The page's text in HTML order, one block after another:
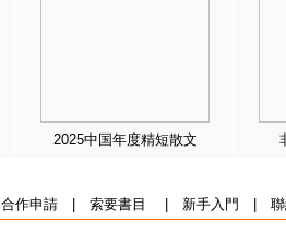
2025中国年度精短散文
合作申請| 索要書目 新手入門